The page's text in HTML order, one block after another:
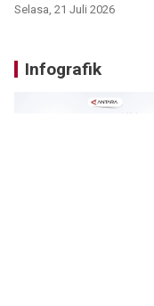
Selasa, 21 Juli 2026
Infografik